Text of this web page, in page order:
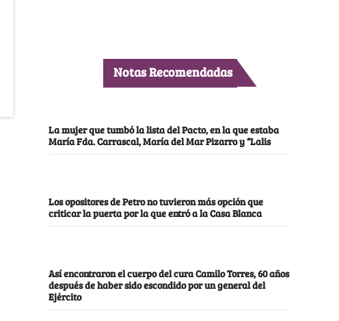
Notas Recomendadas
La mujer que tumbó la lista del Pacto, en la que estaba
María Fda. Carrascal, María del Mar Pizarro y “Lalis
Los opositores de Petro no tuvieron más opción que
criticar la puerta por la que entró a la Casa Blanca
Así encontraron el cuerpo del cura Camilo Torres, 60 años
después de haber sido escondido por un general del
Ejército